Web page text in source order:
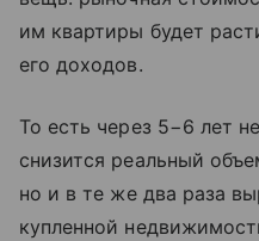
им квартиры будет
его доходов.
То есть через 5−6 лет
снизится реальный
но и в те же два раза
купленной